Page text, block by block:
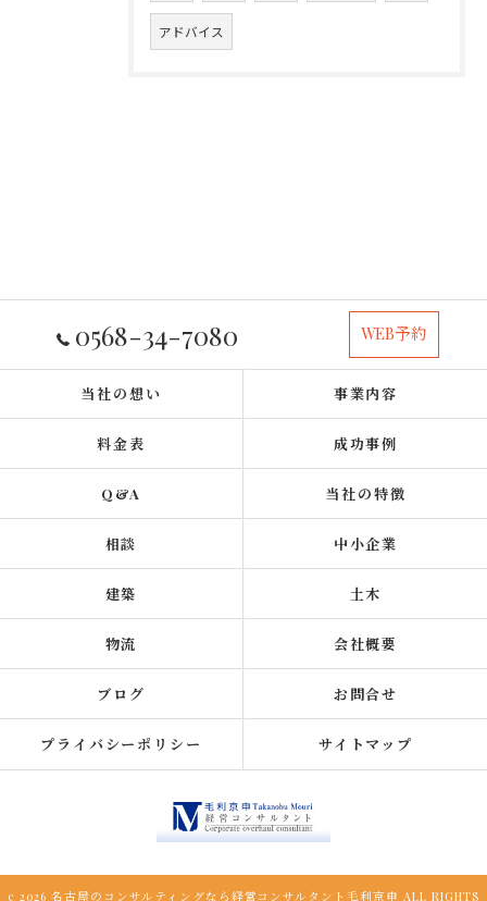
アドバイス
0568-34-7080 WEB予約
当社の想い 事業内容
料金表 成功事例
Q&A 当社の特徴
相談 中小企業
建築 土木
物流 会社概要
ブログ お問合せ
プライバシーポリシー サイトマップ
c 2026 名古屋のコンサルティングなら経営コンサルタント毛利京申 ALL RIGHTS